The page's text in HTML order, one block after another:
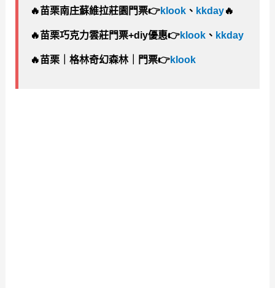
🔥苗栗南庄蘇維拉莊園門票👉klook、 kkday🔥
🔥苗栗巧克力雲莊門票+diy優惠👉klook、 kkday
🔥苗栗｜格林奇幻森林｜門票👉klook